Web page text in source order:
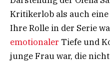
Kritikerlob als auch
Ihre Rolle in der Serie
emotionaler Tiefe und
junge Frau war, die